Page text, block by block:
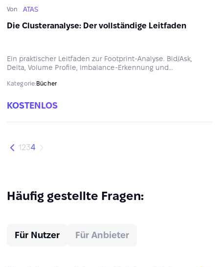
Von ATAS
Die Clusteranalyse: Der vollständige Leitfaden
Ein praktischer Leitfaden zur Footprint-Analyse. Bid/Ask,
Delta, Volume Profile, Imbalance-Erkennung und
eigenständige Entscheidungsfindung auf Basis realer Daten.
Kategorie: Bücher
KOSTENLOS
1 234
Häufig gestellte Fragen:
Für Nutzer Für Anbieter